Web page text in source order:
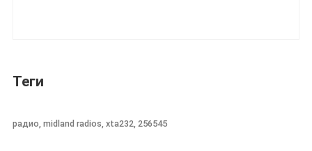
Теги
радио, midland radios, xta232, 256545